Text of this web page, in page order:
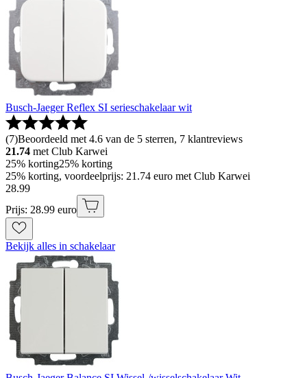
Busch-Jaeger Reflex SI serieschakelaar wit
(7)Beoordeeld met 4.6 van de 5 sterren, 7 klantreviews
21.74 met Club Karwei
25% korting25% korting
25% korting, voordeelprijs: 21.74 euro met Club Karwei
28.99
Prijs: 28.99 euro
Bekijk alles in schakelaar